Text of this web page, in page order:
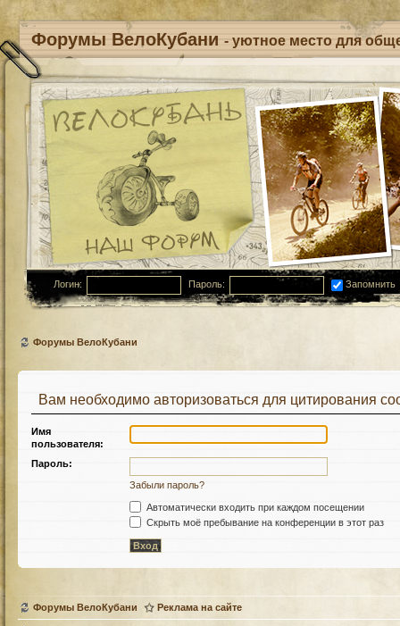
Форумы ВелоКубани - уютное место для
Логин: Пароль: Запомнить
Форумы ВелоКубани
Вам необходимо авторизоваться для цитирования
Имя
пользователя:
Пароль:
Забыли пароль?
Автоматически входить при каждом посещении
Скрыть моё пребывание на конференции в этот раз
Форумы ВелоКубани Реклама на сайте